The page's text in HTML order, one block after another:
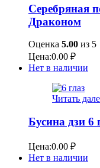
Серебряная
Драконом
Оценка 5.00 из 5
Цена:0.00 ₽
Нет в наличии
Читать
Бусина дзи 6
Цена:0.00 ₽
Нет в наличии